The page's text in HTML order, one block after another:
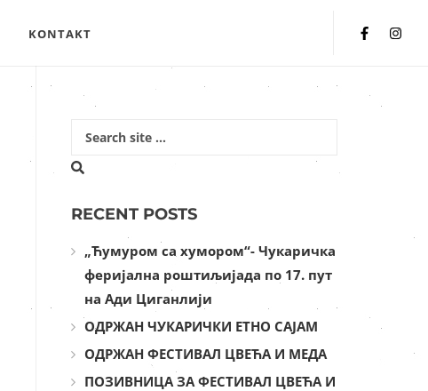
KONTAKT
RECENT POSTS
„Ћумуром са хумором“- Чукаричка
феријална роштиљијада по 17. пут
на Ади Циганлији
ОДРЖАН ЧУКАРИЧКИ ЕТНО САЈАМ
ОДРЖАН ФЕСТИВАЛ ЦВЕЋА И МЕДА
ПОЗИВНИЦА ЗА ФЕСТИВАЛ ЦВЕЋА И